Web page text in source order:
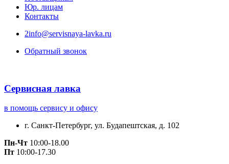
Юр. лицам
Контакты
2info@servisnaya-lavka.ru
Обратный звонок
Сервисная лавка
в помощь сервису и офису
г. Санкт-Петербург, ул. Будапештская, д. 102
Пн-Чт 10:00-18.00
Пт 10:00-17.30